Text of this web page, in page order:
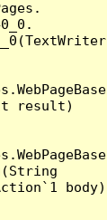
result)
body)